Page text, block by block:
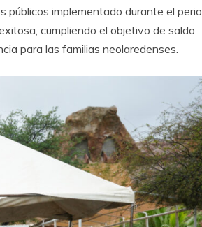
públicos implementado durante el
cumpliendo el objetivo de saldo
para las familias neolaredenses.